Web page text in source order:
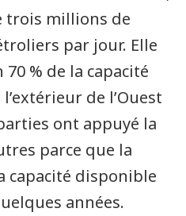
trois millions de
par jour. Elle
% de la capacité
de l’Ouest
ont appuyé la
parce que la
capacité disponible
années.